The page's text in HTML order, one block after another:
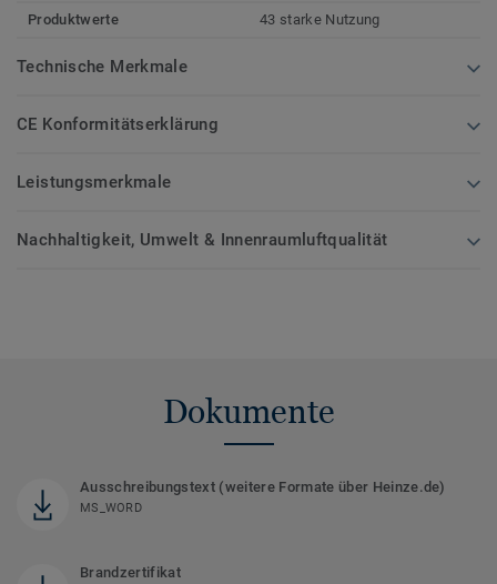
Produktwerte 43 starke Nutzung
Technische Merkmale
CE Konformitätserklärung
Leistungsmerkmale
Nachhaltigkeit, Umwelt & Innenraumluftqualität
Dokumente
Ausschreibungstext (weitere Formate über Heinze.de)
MS_WORD
Brandzertifikat